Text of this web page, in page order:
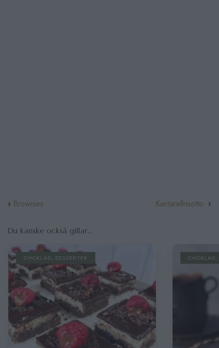
Brownies Kantarellrisotto
Du kanske också gillar...
CHOKLAD, DESSERTER CHOKLAD,